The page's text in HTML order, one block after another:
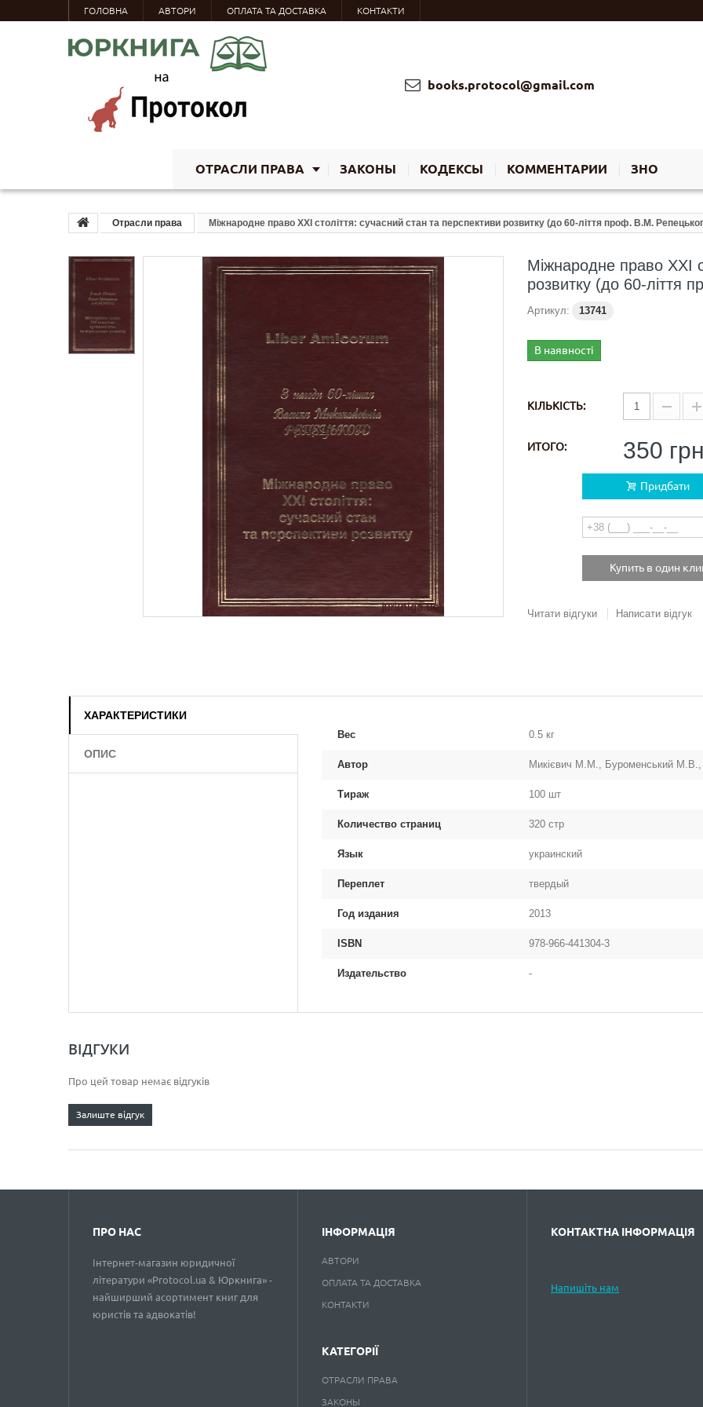
ГОЛОВНА АВТОРИ ОПЛАТА ТА ДОСТАВКА КОНТАКТИ
books.protocol@gmail.com
ОТРАСЛИ ПРАВА ЗАКОНЫ КОДЕКСЫ КОММЕНТАРИИ ЗНО
Отрасли права Міжнародне право XXI століття: сучасний стан та перспективи розвитку (до 60-ліття проф. В.М.
Міжнародне право XXI
розвитку (до 60-ліття
Артикул: 13741
В наявності
КІЛЬКІСТЬ:
ИТОГО: 350
Придбати
Купить в один
Читати відгуки Написати відгук
ХАРАКТЕРИСТИКИ
ОПИС
Вес 0.5 кг
Автор Микієвич М.М., Буроменський
Тираж 100 шт
Количество страниц 320 стр
Язык украинский
Переплет твердый
Год издания 2013
ISBN 978-966-441304-3
Издательство -
ВІДГУКИ
Про цей товар немає відгуків
Залиште відгук
ПРО НАС
Інтернет-магазин юридичної
літератури «Protocol.ua & Юркнига» -
найширший асортимент книг для
юристів та адвокатів!
ІНФОРМАЦІЯ
АВТОРИ
ОПЛАТА ТА ДОСТАВКА
КОНТАКТИ
КАТЕГОРІЇ
ОТРАСЛИ ПРАВА
ЗАКОНЫ
КОНТАКТНА ІНФОРМАЦІЯ
Напишіть нам